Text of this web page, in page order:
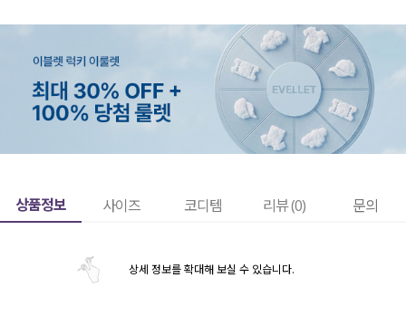
상품정보 사이즈 코디템 리뷰 (0) 문의
상세 정보를 확대해 보실 수 있습니다.